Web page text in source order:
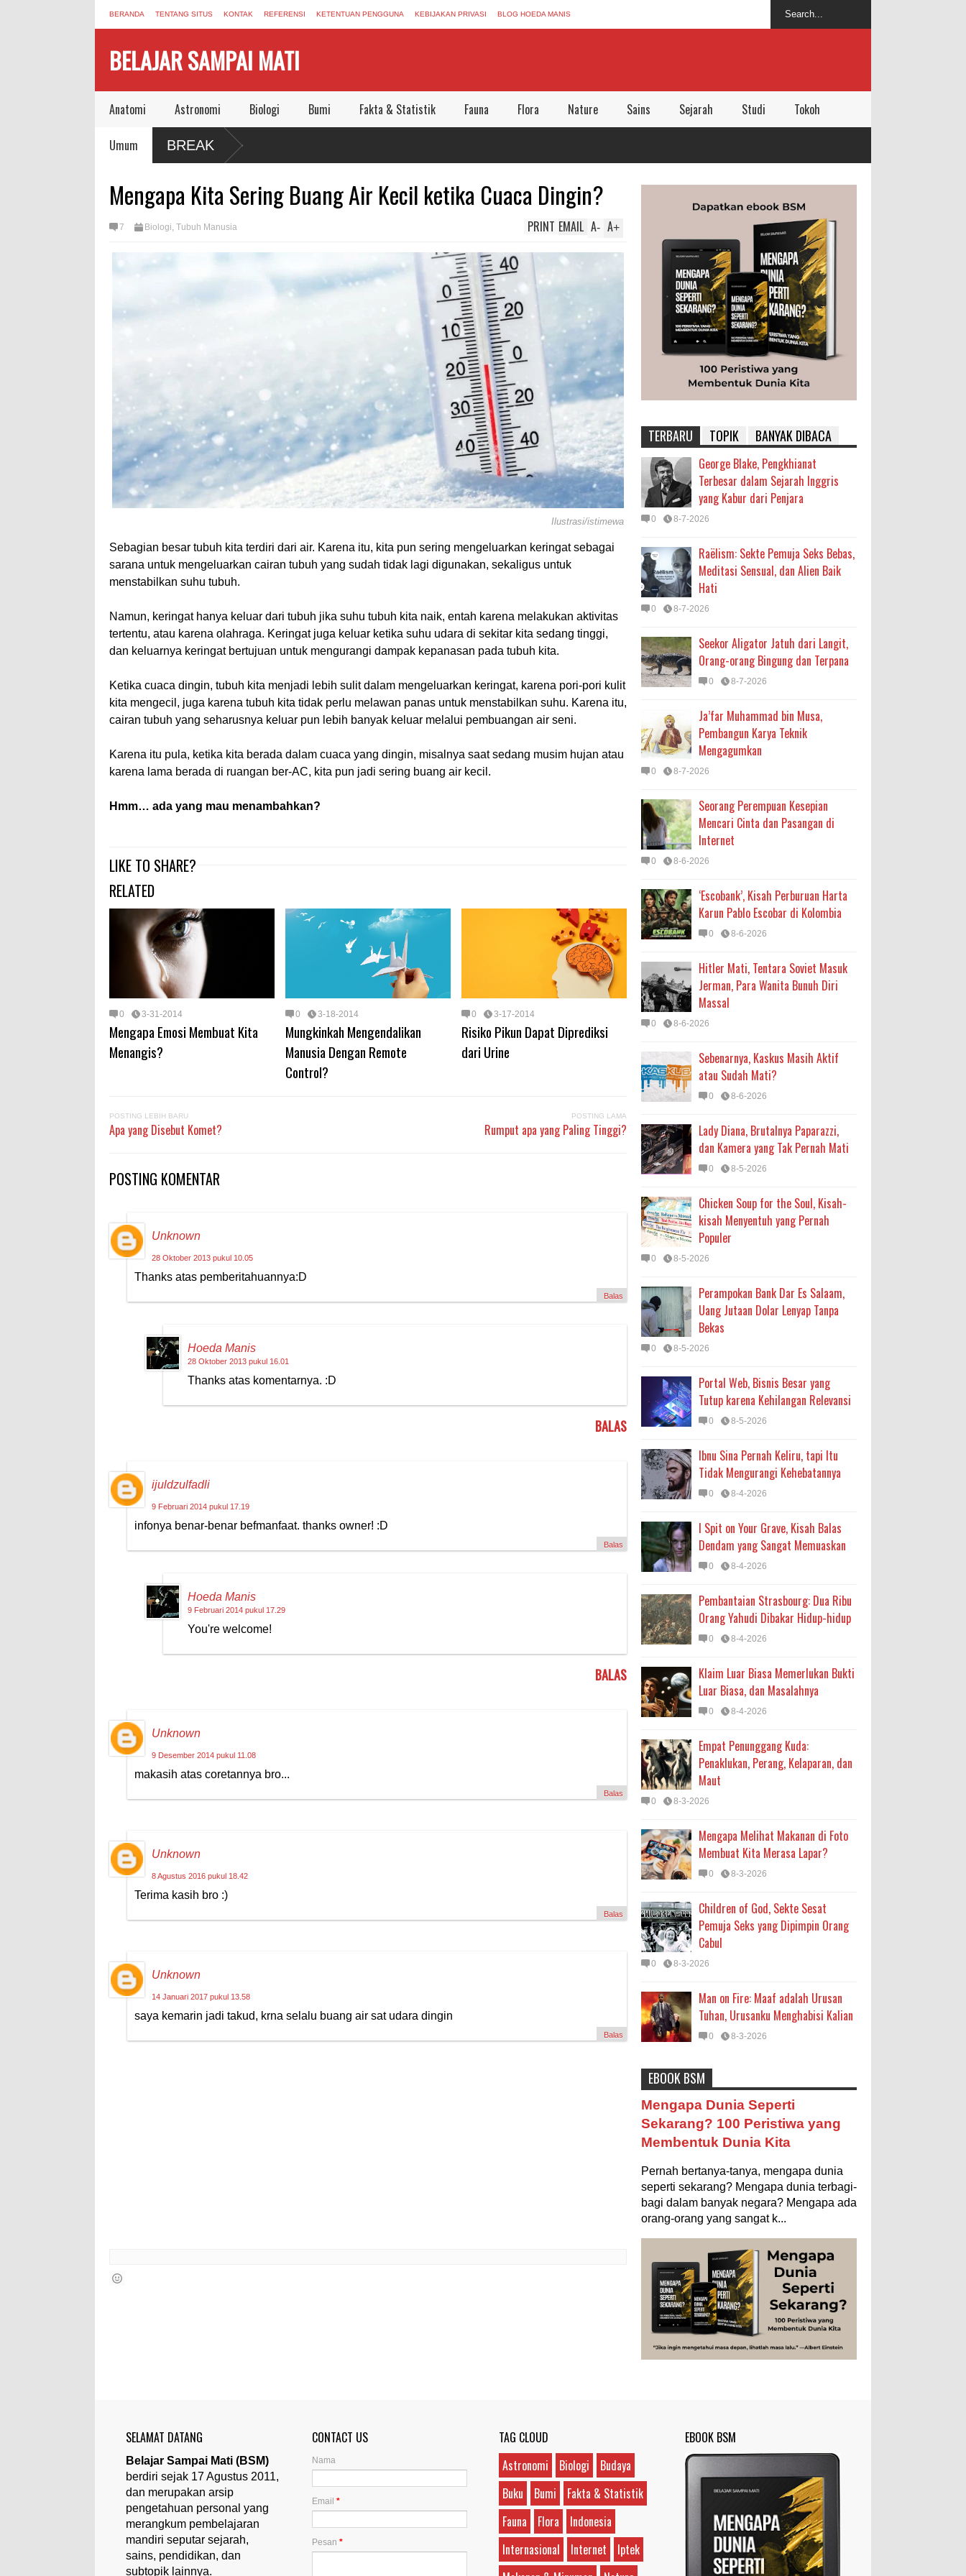
BERANDA TENTANG SITUS KONTAK REFERENSI KETENTUAN PENGGUNA KEBIJAKAN PRIVASI BLOG HOEDA MANIS
BELAJAR SAMPAI MATI
Anatomi Astronomi Biologi Bumi Fakta & Statistik Fauna Flora Nature Sains Sejarah Studi Tokoh
Umum BREAK
yang Masih Berbunyi dari Pandemi
Mengapa Kita Sering Buang Air Kecil ketika Cuaca Dingin?
7 Biologi Tubuh Manusia A+
A-
EMAIL
PRINT
Ilustrasi/istimewa
Sebagian besar tubuh kita terdiri dari air. Karena itu, kita pun sering mengeluarkan keringat sebagai
sarana untuk mengeluarkan cairan tubuh yang sudah tidak lagi digunakan, sekaligus untuk
menstabilkan suhu tubuh.
Namun, keringat hanya keluar dari tubuh jika suhu tubuh kita naik, entah karena melakukan aktivitas
tertentu, atau karena olahraga. Keringat juga keluar ketika suhu udara di sekitar kita sedang tinggi,
dan keluarnya keringat bertujuan untuk mengurangi dampak kepanasan pada tubuh kita.
Ketika cuaca dingin, tubuh kita menjadi lebih sulit dalam mengeluarkan keringat, karena pori-pori kulit
kita mengecil, juga karena tubuh kita tidak perlu melawan panas untuk menstabilkan suhu. Karena itu,
cairan tubuh yang seharusnya keluar pun lebih banyak keluar melalui pembuangan air seni.
Karena itu pula, ketika kita berada dalam cuaca yang dingin, misalnya saat sedang musim hujan atau
karena lama berada di ruangan ber-AC, kita pun jadi sering buang air kecil.
Hmm… ada yang mau menambahkan?
LIKE TO SHARE?
RELATED
0 3-31-2014
Mengapa Emosi Membuat Kita
Menangis?
0 3-18-2014
Mungkinkah Mengendalikan
Manusia Dengan Remote
Control?
0 3-17-2014
Risiko Pikun Dapat Diprediksi
dari Urine
POSTING LEBIH BARU
Apa yang Disebut Komet?
POSTING LAMA
Rumput apa yang Paling Tinggi?
POSTING KOMENTAR
Unknown
28 Oktober 2013 pukul 10.05
Thanks atas pemberitahuannya:D
Balas
Hoeda Manis
28 Oktober 2013 pukul 16.01
Thanks atas komentarnya. :D
BALAS
ijuldzulfadli
9 Februari 2014 pukul 17.19
infonya benar-benar befmanfaat. thanks owner! :D
Balas
Hoeda Manis
9 Februari 2014 pukul 17.29
You're welcome!
BALAS
Unknown
9 Desember 2014 pukul 11.08
makasih atas coretannya bro...
Balas
Unknown
8 Agustus 2016 pukul 18.42
Terima kasih bro :)
Balas
Unknown
14 Januari 2017 pukul 13.58
saya kemarin jadi takud, krna selalu buang air sat udara dingin
Balas
TERBARU TOPIK BANYAK DIBACA
George Blake, Pengkhianat
Terbesar dalam Sejarah Inggris
yang Kabur dari Penjara
0 8-7-2026
Raëlism: Sekte Pemuja Seks Bebas,
Meditasi Sensual, dan Alien Baik
Hati
0 8-7-2026
Seekor Aligator Jatuh dari Langit,
Orang-orang Bingung dan Terpana
0 8-7-2026
Ja’far Muhammad bin Musa,
Pembangun Karya Teknik
Mengagumkan
0 8-7-2026
Seorang Perempuan Kesepian
Mencari Cinta dan Pasangan di
Internet
0 8-6-2026
‘Escobank’, Kisah Perburuan Harta
Karun Pablo Escobar di Kolombia
0 8-6-2026
Hitler Mati, Tentara Soviet Masuk
Jerman, Para Wanita Bunuh Diri
Massal
0 8-6-2026
Sebenarnya, Kaskus Masih Aktif
atau Sudah Mati?
0 8-6-2026
Lady Diana, Brutalnya Paparazzi,
dan Kamera yang Tak Pernah Mati
0 8-5-2026
Chicken Soup for the Soul, Kisah-
kisah Menyentuh yang Pernah
Populer
0 8-5-2026
Perampokan Bank Dar Es Salaam,
Uang Jutaan Dolar Lenyap Tanpa
Bekas
0 8-5-2026
Portal Web, Bisnis Besar yang
Tutup karena Kehilangan Relevansi
0 8-5-2026
Ibnu Sina Pernah Keliru, tapi Itu
Tidak Mengurangi Kehebatannya
0 8-4-2026
I Spit on Your Grave, Kisah Balas
Dendam yang Sangat Memuaskan
0 8-4-2026
Pembantaian Strasbourg: Dua Ribu
Orang Yahudi Dibakar Hidup-hidup
0 8-4-2026
Klaim Luar Biasa Memerlukan Bukti
Luar Biasa, dan Masalahnya
0 8-4-2026
Empat Penunggang Kuda:
Penaklukan, Perang, Kelaparan, dan
Maut
0 8-3-2026
Mengapa Melihat Makanan di Foto
Membuat Kita Merasa Lapar?
0 8-3-2026
Children of God, Sekte Sesat
Pemuja Seks yang Dipimpin Orang
Cabul
0 8-3-2026
Man on Fire: Maaf adalah Urusan
Tuhan, Urusanku Menghabisi Kalian
0 8-3-2026
Astronomi Biologi Budaya Buku
Bumi
Entertainment
Fakta & Statistik
Filsafat
Flora Geografi
Hoeda's Note
Indonesia
Internasional Internet
Iptek
Istilah Ilmiah
Makanan & Minuman
Misteri
Mitologi
Nature Olahraga
Pendidikan
Psikologi Sains
Sejarah
Studi
Teknologi Tips
Tokoh
Tubuh Manusia
Umum
Mengapa Negara Miskin Tidak
Mencetak Uang yang Banyak saja
biar Kaya?
Ilustrasi/istimewa Jawaban untuk
panjang lebar, namun berikut ini saya usahakan
seringkas...
Ukuran 1 Kaki itu Berapa Meter?
disingkat ft) memang lebih sering
digunakan dibanding “meter”...
Rahasia Togel yang Tidak Dipahami
Pemain Togel
Ilustrasi/zdnet.com Ini adalah catatan
penutup untuk dua catatan saya
adalah istilah yang digunakan untuk
menyebut zat-zat yang tidak diinginkan,
yang terdapat dalam suatu...
Apa yang Disebut Badan Golgi?
Ilustrasi/utakatikotak.com Badan Golgi
(disebut pula aparatus Golgi, kompleks
Golgi, atau diktiosom) adalah organel
yang dikaitkan denga...
EBOOK BSM
Mengapa Dunia Seperti
Sekarang? 100 Peristiwa yang
Membentuk Dunia Kita
Pernah bertanya-tanya, mengapa dunia
seperti sekarang? Mengapa dunia terbagi-
bagi dalam banyak negara? Mengapa ada
orang-orang yang sangat k...
SELAMAT DATANG
Belajar Sampai Mati (BSM)
berdiri sejak 17 Agustus 2011,
dan merupakan arsip
pengetahuan personal yang
merangkum pembelajaran
mandiri seputar sejarah,
sains, pendidikan, dan
subtopik lainnya.
CONTACT US
Nama
Email*
Pesan*
TAG CLOUD
Astronomi
Biologi
Budaya
Buku
Bumi
Fakta & Statistik
Fauna
Flora
Indonesia
Internasional
Internet
Iptek
EBOOK BSM